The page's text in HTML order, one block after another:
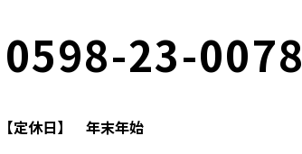
0598-23-0078
【定休日】 年末年始